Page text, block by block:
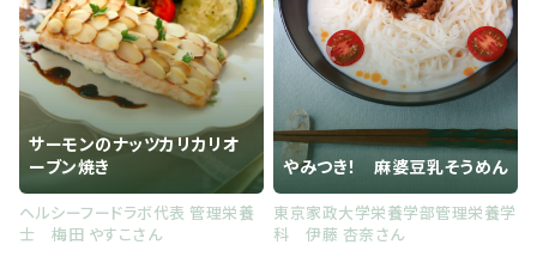
サーモンのナッツカリカリオ
ーブン焼き
ヘルシーフードラボ代表 管理栄養
士 梅田 やすこさん
やみつき！ 麻婆豆乳そうめん
東京家政大学栄養学部管理栄養学
科 伊藤 杏奈さん